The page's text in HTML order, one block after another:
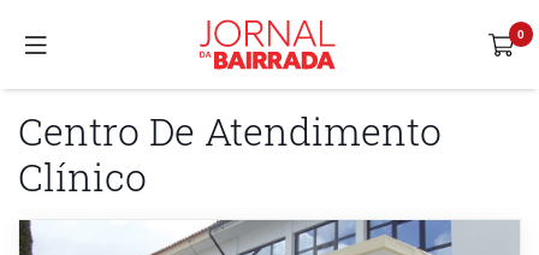
Centro De Atendimento
Clínico